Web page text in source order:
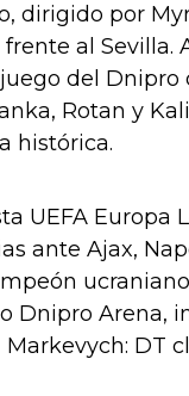
dirigido por
frente al Sevilla.
del Dnipro
Rotan y
histórica.
UEFA Europa
ante Ajax,
Dnipro Arena,
DT